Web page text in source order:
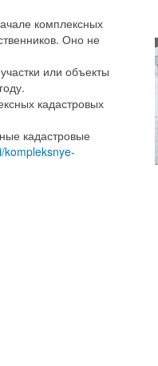
комплексных
Оно не
или объекты
кадастровых
кадастровые
kompleksnye-